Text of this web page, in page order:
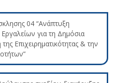
04 “Ανάπτυξη
για τη Δημόσια
Επιχειρηματικότητας & την